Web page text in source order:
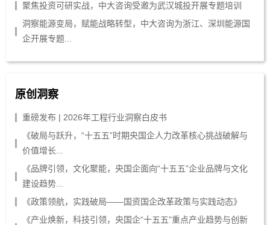
聚焦投资可研实战，中大咨询受邀为武汉城投开展专题培训
洞察能源变局，赋能战略转型，中大咨询为浙江、深圳能源国
企开展专题...
原创洞察
重磅发布 | 2026年工程行业洞察白皮书
《破局与跃升，“十五五”时期央国企人力改革核心挑战破解与
价值增长...
《品牌引领，文化聚能，央国企面向“十五五”企业品牌与文化
建设趋势...
《政策领航，实践破局——国资国企改革政策与实践动态》
《产业焕新，科技引领，央国企“十五五”重点产业趋势与创新